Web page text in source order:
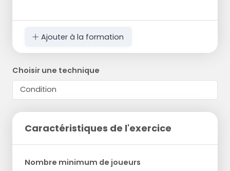
Ajouter à la formation
Choisir une technique
Caractéristiques de l'exercice
Nombre minimum de joueurs